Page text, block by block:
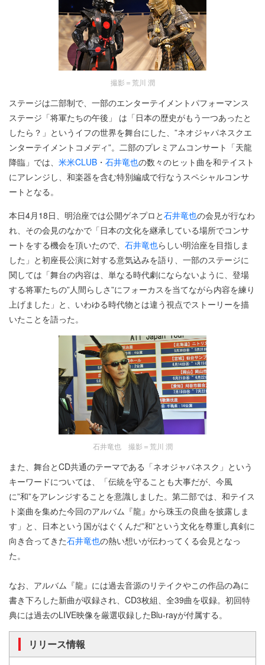
撮影＝荒川 潤
ステージは二部制で、一部のエンターテイメントパフォーマンス
ステージ「将軍たちの午後」 は「日本の歴史がもう一つあったと
したら？」というイフの世界を舞台にした、”ネオジャパネスクエ
ンターテイメントコメディ”。二部のプレミアムコンサート「天龍
降臨」では、 米米CLUB ・ 石井竜也の数々のヒット曲を和テイスト
にアレンジし、和楽器を含む特別編成で行なうスペシャルコンサ
ートとなる。
本日4月18日、明治座では公開ゲネプロと石井竜也の会見が行なわ
れ、その会見のなかで「日本の文化を継承している場所でコンサ
ートをする機会を頂いたので、 石井竜也らしい明治座を目指しま
した」と初座長公演に対する意気込みを語り、一部のステージに
関しては「舞台の内容は、単なる時代劇にならないように、登場
する将軍たちの”人間らしさ”にフォーカスを当てながら内容を練り
上げました」と、いわゆる時代物とは違う視点でストーリーを描
いたことを語った。
石井竜也 撮影＝荒川 潤
また、舞台とCD共通のテーマである「ネオジャパネスク」という
キーワードについては、「伝統を守ることも大事だが、今風
に”和”をアレンジすることを意識しました。第二部では、和テイス
ト楽曲を集めた今回のアルバム『龍』から珠玉の良曲を披露しま
す」と、日本という国がはぐくんだ”和”という文化を尊重し真剣に
向き合ってきた石井竜也の熱い想いが伝わってくる会見となっ
た。
なお、アルバム『龍』には過去音源のリテイクやこの作品の為に
書き下ろした新曲が収録され、CD3枚組、全39曲を収録。初回特
典には過去のLIVE映像を厳選収録したBlu-rayが付属する。
リリース情報